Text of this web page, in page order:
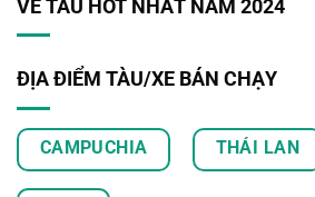
VÉ TÀU HOT NHẤT NĂM 2024
ĐỊA ĐIỂM TÀU/XE BÁN CHẠY
CAMPUCHIA THÁI LAN